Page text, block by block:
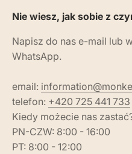
Nie wiesz, jak sobie z
Napisz do nas e-mail lub
WhatsApp.
email:
telefon: +420 725 441 733
Kiedy możecie nas
PN-CZW: 8:00 - 16:00
PT: 8:00 - 12:00